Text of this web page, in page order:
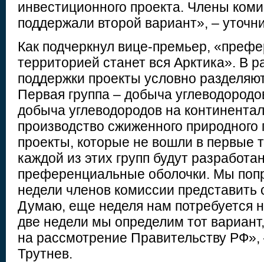
инвестиционного проекта. Члены
поддержали второй вариант», –
Как подчеркнул вице-премьер,
территорией станет вся Арктика». В
поддержки проекты условно
Первая группа – добыча
добыча углеводородов на
производство сжиженного природного
проекты, которые не вошли в первые
каждой из этих групп будут
преференциальные оболочки. Мы
недели членов комиссии
Думаю, еще неделя нам потребуется
две недели мы определим тот
на рассмотрение Правительству
Трутнев.